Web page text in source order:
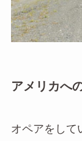
アメリカへ
オペアをして